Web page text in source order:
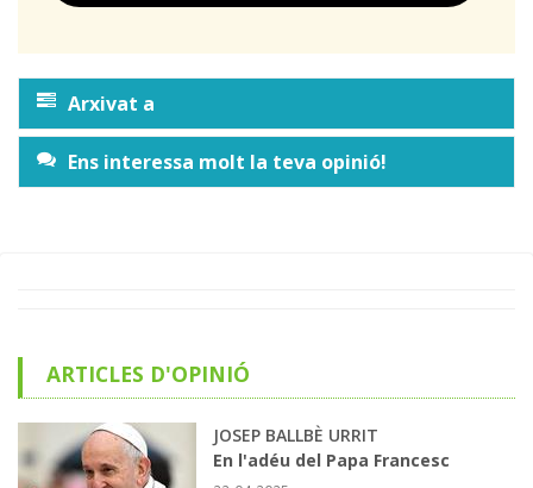
Arxivat a
Ens interessa molt la teva opinió!
ARTICLES D'OPINIÓ
JOSEP BALLBÈ URRIT
En l'adéu del Papa Francesc